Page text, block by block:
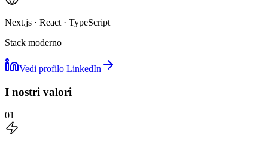
Next.js · React · TypeScript
Stack moderno
Vedi profilo LinkedIn
I nostri valori
01